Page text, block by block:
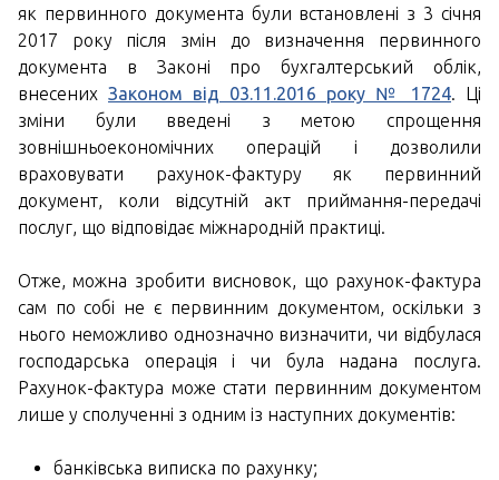
як первинного документа були встановлені з 3 січня
2017 року після змін до визначення первинного
документа в Законі про бухгалтерський облік,
внесених Законом від 03.11.2016 року № 1724. Ці
зміни були введені з метою спрощення
зовнішньоекономічних операцій і дозволили
враховувати рахунок-фактуру як первинний
документ, коли відсутній акт приймання-передачі
послуг, що відповідає міжнародній практиці.
Отже, можна зробити висновок, що рахунок-фактура
сам по собі не є первинним документом, оскільки з
нього неможливо однозначно визначити, чи відбулася
господарська операція і чи була надана послуга.
Рахунок-фактура може стати первинним документом
лише у сполученні з одним із наступних документів:
банківська виписка по рахунку;